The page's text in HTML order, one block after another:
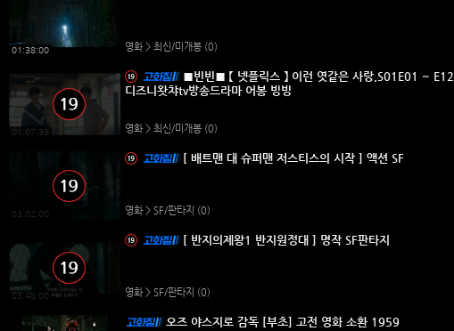
01:38:00 영화 > 최신/미개봉 (0)
01:07:39
■빈빈■ 【 넷플릭스 】 이런 엿같은 사랑.S01E01 ~ E12 초고화질 최신영화넷플릭스
디즈니왓챠tv방송드라마 어봉 빙빙
영화 > 최신/미개봉 (0)
03:02:00
[ 배트맨 대 슈퍼맨 저스티스의 시작 ] 액션 SF
영화 > SF/판타지 (0)
03:48:00
[ 반지의제왕1 반지원정대 ] 명작 SF판타지
영화 > SF/판타지 (0)
오즈 야스지로 감독 [부초] 고전 영화 소환 1959